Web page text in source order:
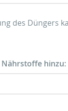
des Düngers
Nährstoffe hinzu: